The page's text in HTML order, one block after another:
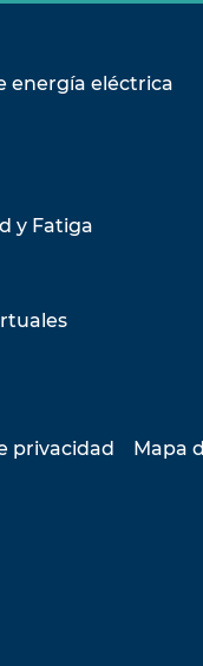
energía eléctrica
y Fatiga
privacidad Mapa